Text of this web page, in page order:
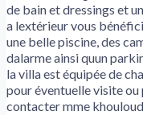
de bain et dressings et
a lextérieur vous
une belle piscine, des
dalarme ainsi quun
la villa est équipée de
pour éventuelle visite ou
contacter mme